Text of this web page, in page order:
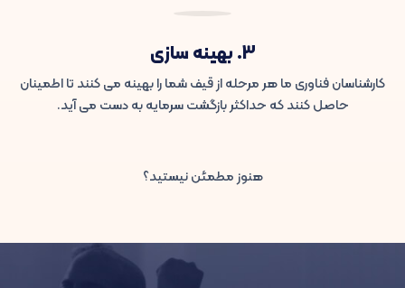
3. بهینه سازی
کارشناسان فناوری ما هر مرحله از قیف شما را بهینه می کنند تا اطمینان
حاصل کنند که حداکثر بازگشت سرمایه به دست می آید.
هنوز مطمئن نیستید؟